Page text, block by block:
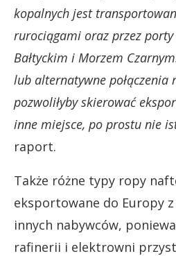
kopalnych jest
rurociągami oraz przez
Bałtyckim i Morzem
lub alternatywne połączenia
pozwoliłyby skierować
inne miejsce, po prostu nie
raport.
Także różne typy ropy
eksportowane do Europy
innych nabywców,
rafinerii i elektrowni